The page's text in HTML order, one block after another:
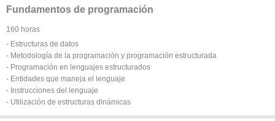
Fundamentos de programación
160 horas
- Estructuras de datos
- Metodología de la programación y programación estructurada
- Programación en lenguajes estructurados
- Entidades que maneja el lenguaje
- Instrucciones del lenguaje
- Utilización de estructuras dinámicas